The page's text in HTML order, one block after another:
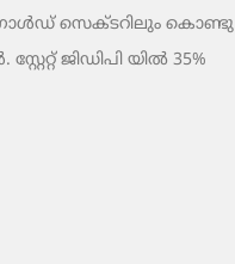
സെക്ടറിലും കൊണ്ടു
ജിഡിപി യിൽ 35%